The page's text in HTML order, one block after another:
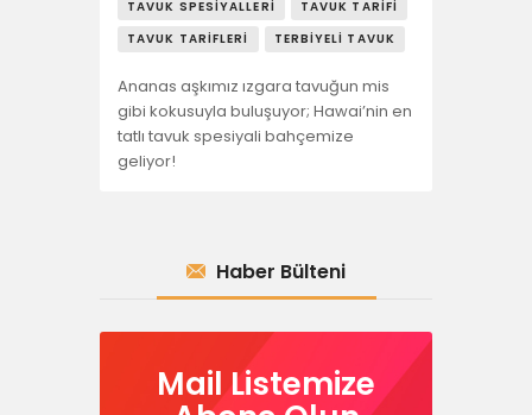
TAVUK SPESIYALLERI
TAVUK TARIFI
TAVUK TARIFLERI
TERBIYELI TAVUK
Ananas aşkımız ızgara tavuğun mis
gibi kokusuyla buluşuyor; Hawai’nin en
tatlı tavuk spesiyali bahçemize
geliyor!
Haber Bülteni
Mail Listemize